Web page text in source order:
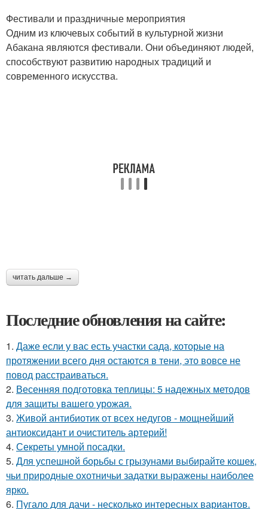
Фестивали и праздничные мероприятия
Одним из ключевых событий в культурной жизни
Абакана являются фестивали. Они объединяют людей,
способствуют развитию народных традиций и
современного искусства.
читать дальше →
Последние обновления на сайте:
1. Даже если у вас есть участки сада, которые на
протяжении всего дня остаются в тени, это вовсе не
повод расстраиваться.
2. Весенняя подготовка теплицы: 5 надежных методов
для защиты вашего урожая.
3. Живой антибиотик от всех недугов - мощнейший
антиоксидант и очиститель артерий!
4. Секреты умной посадки.
5. Для успешной борьбы с грызунами выбирайте кошек,
чьи природные охотничьи задатки выражены наиболее
ярко.
6. Пугало для дачи - несколько интересных вариантов.